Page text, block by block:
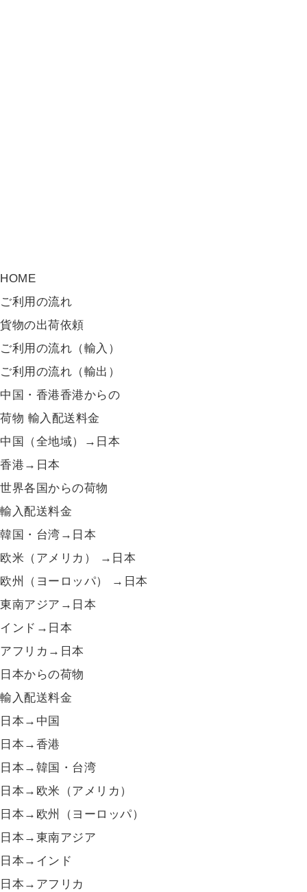
HOME
ご利用の流れ
貨物の出荷依頼
ご利用の流れ（輸入）
ご利用の流れ（輸出）
中国・香港香港からの
荷物 輸入配送料金
中国（全地域）→日本
香港→日本
世界各国からの荷物
輸入配送料金
韓国・台湾→日本
欧米（アメリカ） →日本
欧州（ヨーロッパ） →日本
東南アジア→日本
インド→日本
アフリカ→日本
日本からの荷物
輸入配送料金
日本→中国
日本→香港
日本→韓国・台湾
日本→欧米（アメリカ）
日本→欧州（ヨーロッパ）
日本→東南アジア
日本→インド
日本→アフリカ